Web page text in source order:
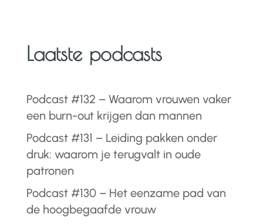
Laatste podcasts
Podcast #132 – Waarom vrouwen vaker
een burn-out krijgen dan mannen
Podcast #131 – Leiding pakken onder
druk: waarom je terugvalt in oude
patronen
Podcast #130 – Het eenzame pad van
de hoogbegaafde vrouw